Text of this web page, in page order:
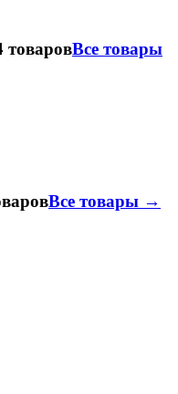
товаровВсе товары
Все товары →